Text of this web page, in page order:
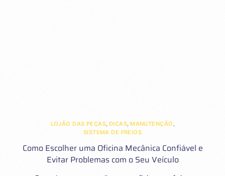
LOJÃO DAS PEÇAS ,DICAS ,MANUTENÇÃO
SISTEMA DE FREIOS
Como Escolher uma Oficina Mecânica Confiável e
Evitar Problemas com o Seu Veículo